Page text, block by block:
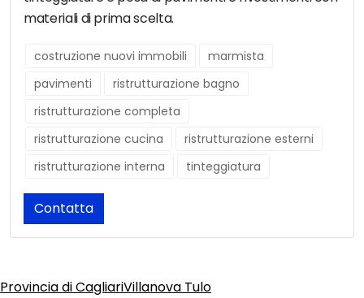
materiali di prima scelta.
costruzione nuovi immobili
marmista
pavimenti
ristrutturazione bagno
ristrutturazione completa
ristrutturazione cucina
ristrutturazione esterni
ristrutturazione interna
tinteggiatura
Contatta
Provincia di CagliariVillanova Tulo